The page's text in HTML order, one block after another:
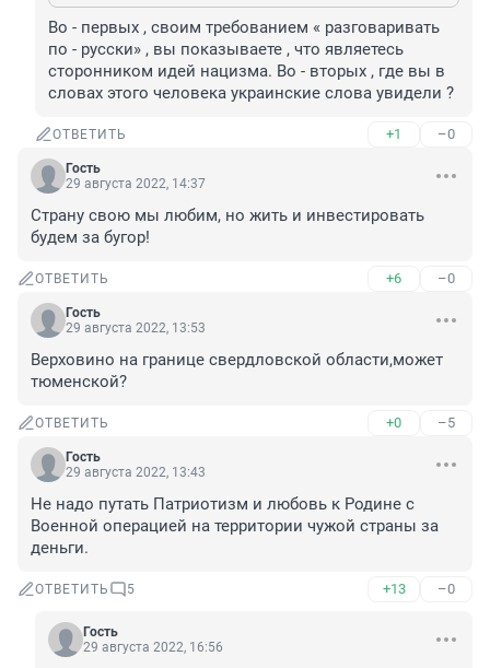
Во - первых , своим требованием « разговаривать
по - русски» , вы показываете , что являетесь
сторонником идей нацизма. Во - вторых , где вы в
словах этого человека украинские слова увидели ?
ОТВЕТИТЬ +1 –0
Гость
29 августа 2022, 14:37
Страну свою мы любим, но жить и инвестировать
будем за бугор!
ОТВЕТИТЬ +6 –0
Гость
29 августа 2022, 13:53
Верховино на границе свердловской области,может
тюменской?
ОТВЕТИТЬ +0 –5
Гость
29 августа 2022, 13:43
Не надо путать Патриотизм и любовь к Родине с
Военной операцией на территории чужой страны за
деньги.
ОТВЕТИТЬ 5 +13 –0
Гость
29 августа 2022, 16:56